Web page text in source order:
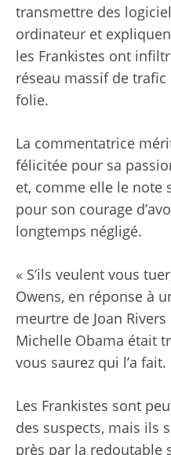
transmettre des
ordinateur et
les Frankistes ont
réseau massif de
folie.
La commentatrice
félicitée pour sa
et, comme elle le note
pour son courage
longtemps négligé.
« S’ils veulent vous
Owens, en réponse à
meurtre de Joan
Michelle Obama était
vous saurez qui l’a
Les Frankistes sont
des suspects, mais ils
près par la redoutable